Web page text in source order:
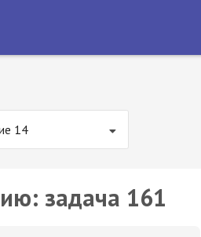
14
задача 161